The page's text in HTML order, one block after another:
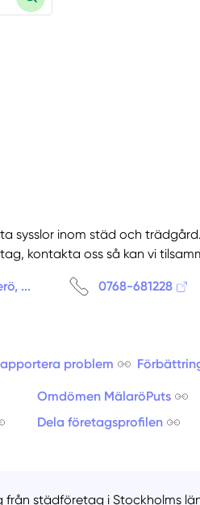
sysslor inom städ och
kontakta oss så kan vi
... 0768-681228
problem
Omdömen MälaröPuts
Dela företagsprofilen
från städföretag i Stockholms